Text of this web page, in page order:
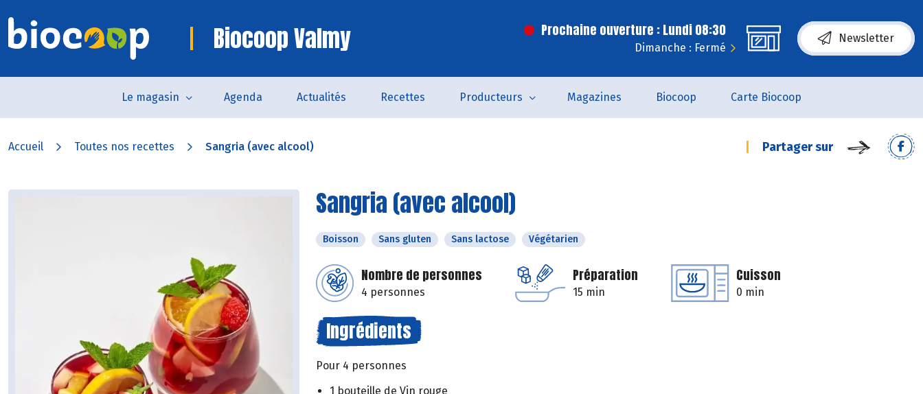
Biocoop Valmy Prochaine ouverture : Lundi 08:30
Dimanche : Fermé
Newsletter
Le magasin Agenda Actualités Recettes Producteurs Magazines Biocoop Carte Biocoop
Accueil Toutes nos recettes Sangria (avec alcool) Partager sur
Sangria (avec alcool)
Boisson Sans gluten Sans lactose Végétarien
Nombre de personnes
4 personnes
Préparation
15 min
Cuisson
0 min
Ingrédients
Pour 4 personnes
1 bouteille de Vin rouge